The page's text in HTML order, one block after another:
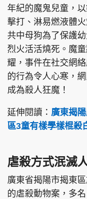
東周刊
PCM 電腦廣場
頭條日報
親子王
年紀的魔鬼兒童，
擊打、淋易燃液體
共中母狗為了保護
烈火活活燒死。魔
耀，事件在社交網
的行為令人心寒，
成為殺人狂魔！
延伸閱讀： 廣東揭
區3童有樣學樣棍殺
虐殺方式泯滅
廣東省揭陽市揭東
的虐殺動物案，多